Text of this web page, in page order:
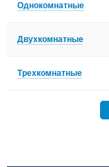
Однокомнатные
Двухкомнатные
Трехкомнатные